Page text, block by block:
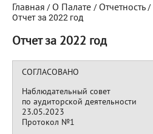
Главная / О Палате / Отчетность /
Отчет за 2022 год
Отчет за 2022 год
СОГЛАСОВАНО
Наблюдательный совет
по аудиторской деятельности
23.05.2023
Протокол №1